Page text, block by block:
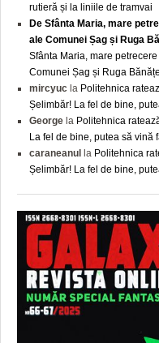
rutieră și la liniile de tramvai
De Sfânta Maria, mare
ale Comunei Șag și Ruga
Sfânta Maria, mare
Comunei Șag și Ruga
mircyuc la Politehnica
Șelimbăr! La fel de bine,
George la Politehnica
La fel de bine, putea să vină
caraneanul la Politehnica
Șelimbăr! La fel de bine,